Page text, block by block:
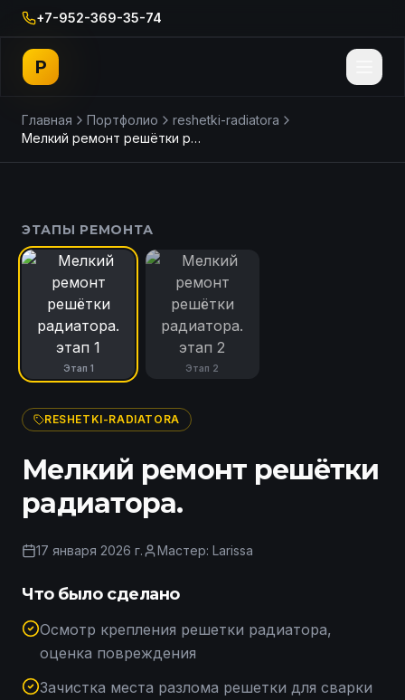
+7-952-369-35-74
P
Главная Портфолио
reshetki-radiatora
Мелкий ремонт решётки радиатора.
ЭТАПЫ РЕМОНТА
Этап 1 Этап 2
RESHETKI-RADIATORA
Мелкий ремонт решётки
радиатора.
17 января 2026 г. Мастер: Larissa
Что было сделано
Осмотр крепления решетки радиатора,
оценка повреждения
Зачистка места разлома решетки для сварки